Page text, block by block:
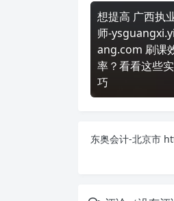
想提高 广西执
师-
ang.com 刷课
率？看看这些
巧